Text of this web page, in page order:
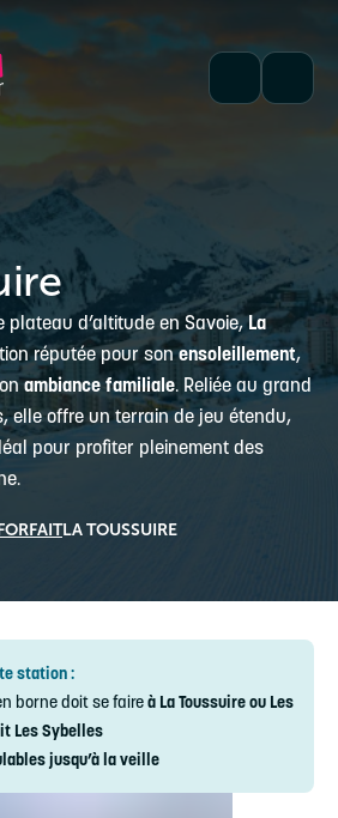
d’altitude en Savoie,La
réputée pour sonensoleillement,
ambiance familiale. Reliée au grand
elle offre un terrain de jeu étendu,
pour profiter pleinement des
LA TOUSSUIRE
station :
borne doit se faireà La Toussuire ou Les
Les Sybelles
jusqu’à la veille